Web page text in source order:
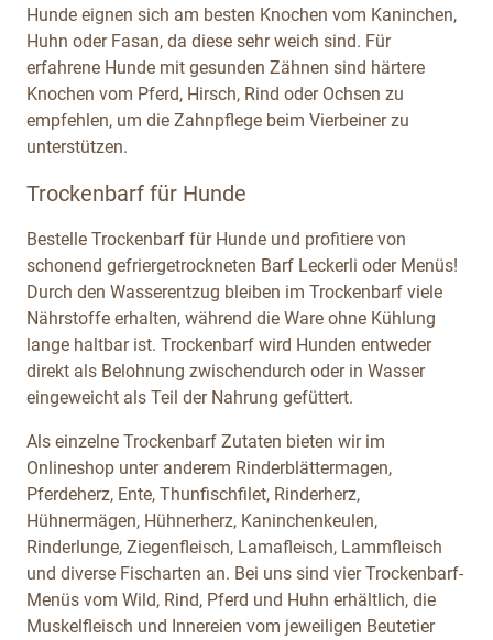
Hunde eignen sich am besten Knochen vom Kaninchen,
Huhn oder Fasan, da diese sehr weich sind. Für
erfahrene Hunde mit gesunden Zähnen sind härtere
Knochen vom Pferd, Hirsch, Rind oder Ochsen zu
empfehlen, um die Zahnpflege beim Vierbeiner zu
unterstützen.
Trockenbarf für Hunde
Bestelle Trockenbarf für Hunde und profitiere von
schonend gefriergetrockneten Barf Leckerli oder Menüs!
Durch den Wasserentzug bleiben im Trockenbarf viele
Nährstoffe erhalten, während die Ware ohne Kühlung
lange haltbar ist. Trockenbarf wird Hunden entweder
direkt als Belohnung zwischendurch oder in Wasser
eingeweicht als Teil der Nahrung gefüttert.
Als einzelne Trockenbarf Zutaten bieten wir im
Onlineshop unter anderem Rinderblättermagen,
Pferdeherz, Ente, Thunfischfilet, Rinderherz,
Hühnermägen, Hühnerherz, Kaninchenkeulen,
Rinderlunge, Ziegenfleisch, Lamafleisch, Lammfleisch
und diverse Fischarten an. Bei uns sind vier Trockenbarf-
Menüs vom Wild, Rind, Pferd und Huhn erhältlich, die
Muskelfleisch und Innereien vom jeweiligen Beutetier